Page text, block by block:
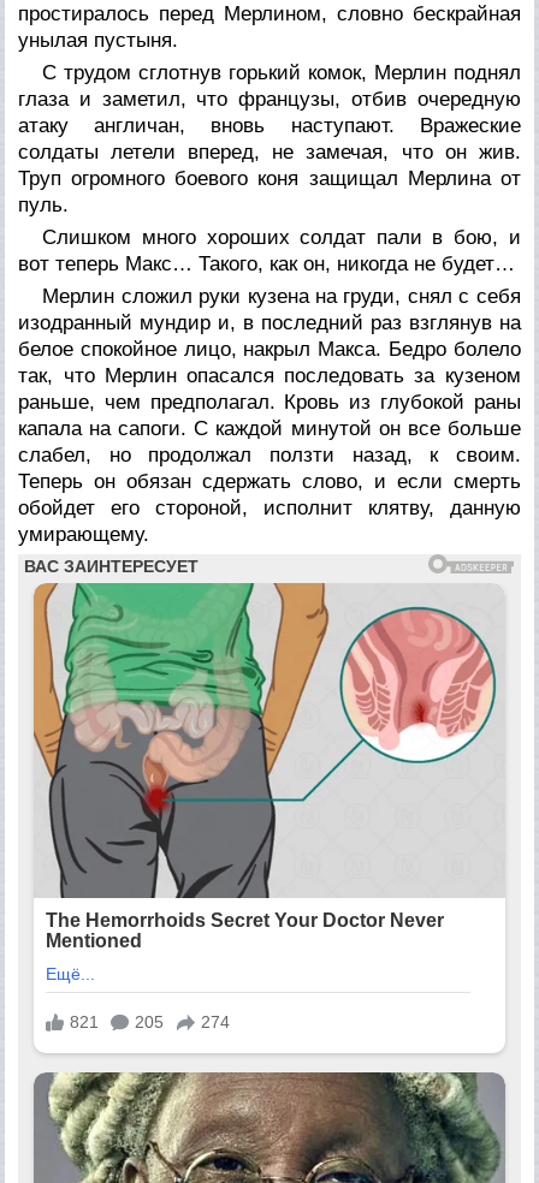
простиралось перед Мерлином, словно бескрайная
унылая пустыня.
С трудом сглотнув горький комок, Мерлин поднял
глаза и заметил, что французы, отбив очередную
атаку англичан, вновь наступают. Вражеские
солдаты летели вперед, не замечая, что он жив.
Труп огромного боевого коня защищал Мерлина от
пуль.
Слишком много хороших солдат пали в бою, и
вот теперь Макс… Такого, как он, никогда не будет…
Мерлин сложил руки кузена на груди, снял с себя
изодранный мундир и, в последний раз взглянув на
белое спокойное лицо, накрыл Макса. Бедро болело
так, что Мерлин опасался последовать за кузеном
раньше, чем предполагал. Кровь из глубокой раны
капала на сапоги. С каждой минутой он все больше
слабел, но продолжал ползти назад, к своим.
Теперь он обязан сдержать слово, и если смерть
обойдет его стороной, исполнит клятву, данную
умирающему.